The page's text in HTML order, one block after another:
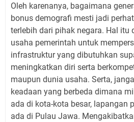
Oleh karenanya, bagaimana
bonus demografi mesti jadi
terlebih dari pihak negara. Hal itu
usaha pemerintah untuk
infrastruktur yang dibutuhkan
meningkatkan diri serta
maupun dunia usaha. Serta,
keadaan yang berbeda dimana
ada di kota-kota besar, lapangan
ada di Pulau Jawa.